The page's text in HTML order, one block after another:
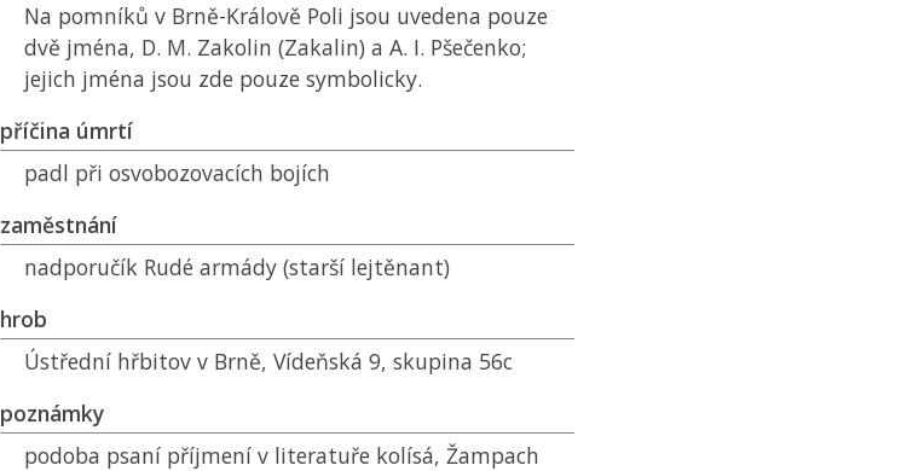
Na pomníků v Brně-Králově Poli jsou uvedena pouze
dvě jména, D. M. Zakolin (Zakalin) a A. I. Pšečenko;
jejich jména jsou zde pouze symbolicky.
příčina úmrtí
padl při osvobozovacích bojích
zaměstnání
nadporučík Rudé armády (starší lejtěnant)
hrob
Ústřední hřbitov v Brně, Vídeňská 9, skupina 56c
poznámky
podoba psaní příjmení v literatuře kolísá, Žampach